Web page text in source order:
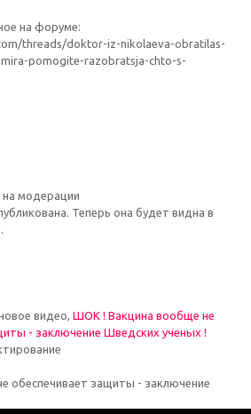
на форуме:
threads/doktor-iz-nikolaeva-obratilas-
pomogite-razobratsja-chto-s-
на модерации
Теперь она будет видна в
видео, ШОК ! Вакцина вообще не
- заключение Шведских ученых !
обеспечивает защиты - заключение